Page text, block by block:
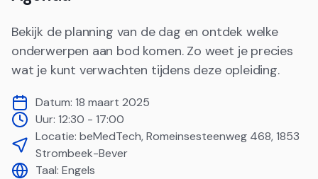
Bekijk de planning van de dag en ontdek welke
onderwerpen aan bod komen. Zo weet je precies
wat je kunt verwachten tijdens deze opleiding.
Datum:18 maart 2025
Uur:12:30 - 17:00
Locatie:beMedTech, Romeinsesteenweg 468, 1853
Strombeek-Bever
Taal:Engels